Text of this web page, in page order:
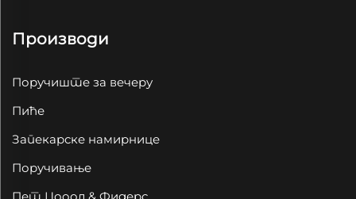
Производи
Поручиште за вечеру
Пиће
Запекарске намирнице
Поручивање